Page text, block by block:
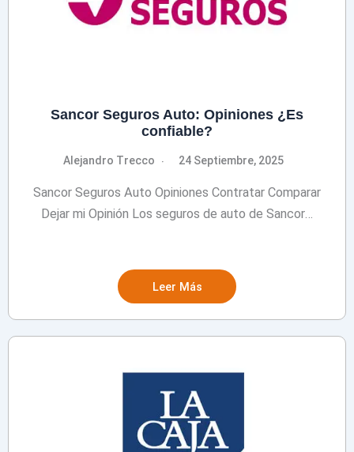
Sancor Seguros Auto: Opiniones ¿Es
confiable?
Alejandro Trecco 24 Septiembre, 2025
Sancor Seguros Auto Opiniones Contratar Comparar
Dejar mi Opinión Los seguros de auto de Sancor…
Leer Más